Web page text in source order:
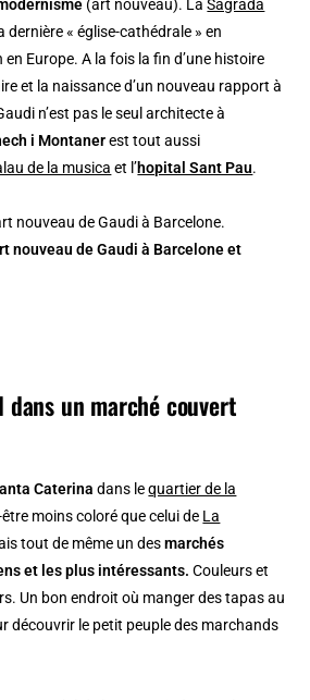
(art nouveau). LaSagrada
dernière « église-cathédrale » en
Europe. A la fois la fin d’une histoire
et la naissance d’un nouveau rapport à
n’est pas le seul architecte à
i Montanerest tout aussi
de la musica et l’hopital Sant Pau.
nouveau de Gaudi à Barcelone et
dans un marché couvert
Caterina dans lequartier de la
moins coloré que celui de La
tout de même un desmarchés
et les plus intéressants.Couleurs et
Un bon endroit où manger des tapas au
découvrir le petit peuple des marchands